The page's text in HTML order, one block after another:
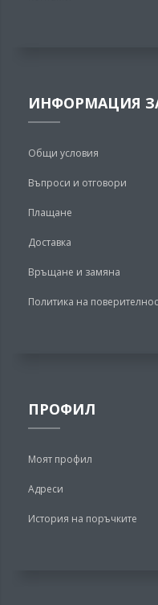
ИНФОРМАЦИЯ
Общи условия
Въпроси и отговори
Плащане
Доставка
Връщане и замяна
Политика на
ПРОФИЛ
Моят профил
Адреси
История на поръчките